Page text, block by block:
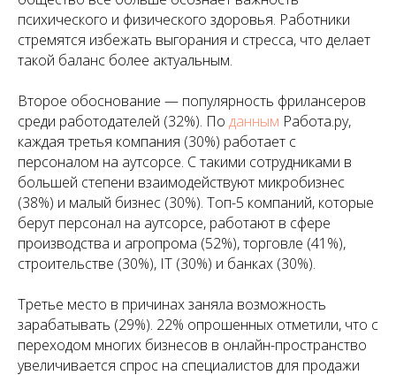
психического и физического здоровья. Работники
стремятся избежать выгорания и стресса, что делает
такой баланс более актуальным.
Второе обоснование — популярность фрилансеров
среди работодателей (32%). По данным Работа.ру,
каждая третья компания (30%) работает с
персоналом на аутсорсе. С такими сотрудниками в
большей степени взаимодействуют микробизнес
(38%) и малый бизнес (30%). Топ-5 компаний, которые
берут персонал на аутсорсе, работают в сфере
производства и агропрома (52%), торговле (41%),
строительстве (30%), IT (30%) и банках (30%).
Третье место в причинах заняла возможность
зарабатывать (29%). 22% опрошенных отметили, что с
переходом многих бизнесов в онлайн-пространство
увеличивается спрос на специалистов для продажи